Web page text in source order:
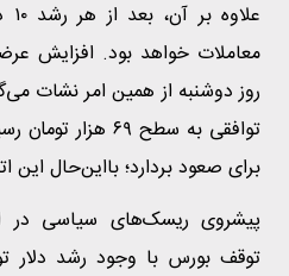
معاملات خواهد بود. افزایش
روز دوشنبه از همین امر نشات
توافقی به سطح ۶۹
برای صعود بردارد؛ با‌این‌حال این
توقف بورس با وجود رشد دلار